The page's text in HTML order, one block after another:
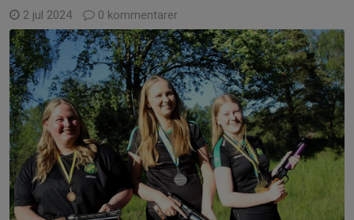
2 jul 2024 0 kommentarer